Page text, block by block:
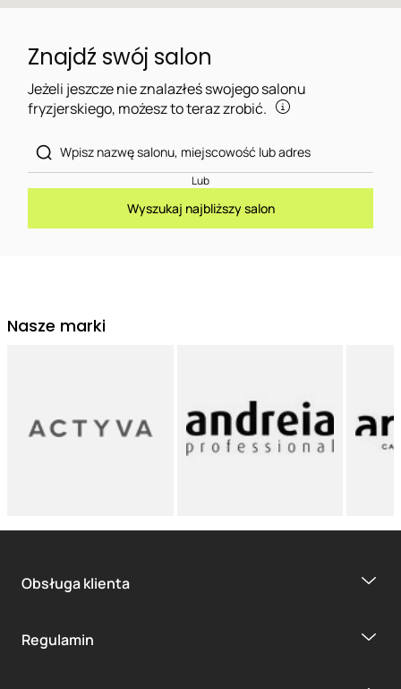
Znajdź swój salon
Jeżeli jeszcze nie znalazłeś swojego salonu
fryzjerskiego, możesz to teraz zrobić.
Lub
Wyszukaj najbliższy salon
Nasze marki
Obsługa klienta
Regulamin